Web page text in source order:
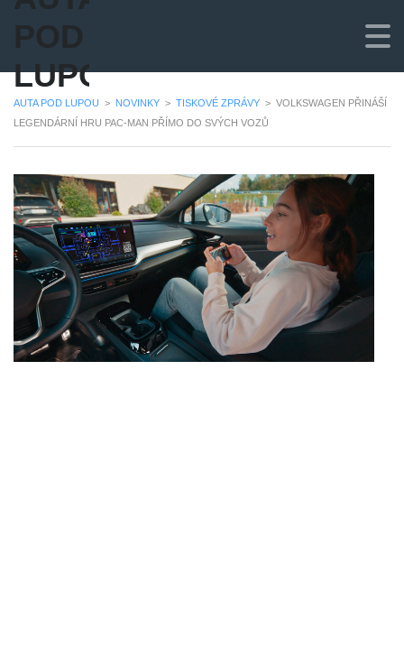
POD
LUPOU
AUTA POD LUPOU > NOVINKY > TISKOVÉ ZPRÁVY > VOLKSWAGEN PŘINÁŠÍ
LEGENDÁRNÍ HRU PAC-MAN PŘÍMO DO SVÝCH VOZŮ